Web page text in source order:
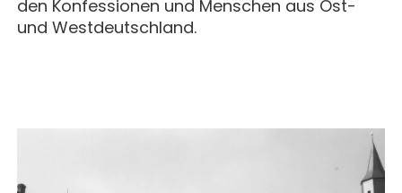
den Konfessionen und Menschen aus Ost-
und Westdeutschland.